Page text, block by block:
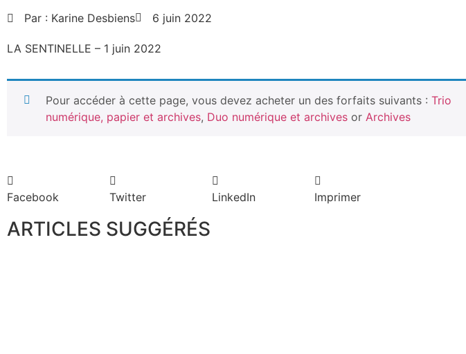
Par : Karine Desbiens 6 juin 2022
LA SENTINELLE – 1 juin 2022
Pour accéder à cette page, vous devez acheter un des forfaits suivants : Trio
numérique, papier et archives, Duo numérique et archives or Archives
Facebook Twitter LinkedIn Imprimer
ARTICLES SUGGÉRÉS